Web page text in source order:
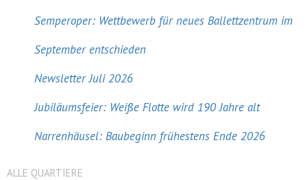
Semperoper: Wettbewerb für neues Ballettzentrum im
September entschieden
Newsletter Juli 2026
Jubiläumsfeier: Weiße Flotte wird 190 Jahre alt
Narrenhäusel: Baubeginn frühestens Ende 2026
ALLE QUARTIERE